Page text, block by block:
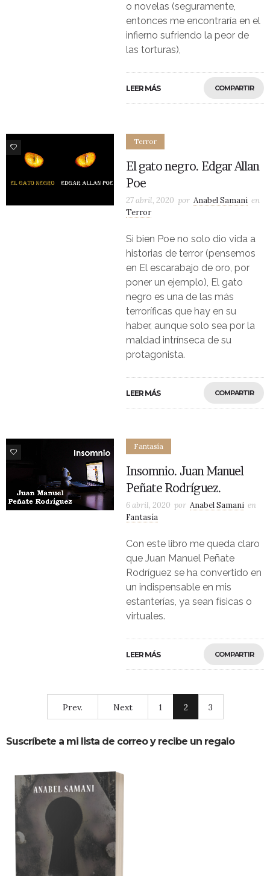
o novelas (seguramente,
entonces me encontraría en el
infierno sufriendo la peor de
las torturas),
LEER MÁS COMPARTIR
8
Terror
El gato negro. Edgar Allan
Poe
27 abril, 2020 por Anabel Samani en
Terror
Si bien Poe no solo dio vida a
historias de terror (pensemos
en El escarabajo de oro, por
poner un ejemplo), El gato
negro es una de las más
terroríficas que hay en su
haber, aunque solo sea por la
maldad intrínseca de su
protagonista.
LEER MÁS COMPARTIR
1
Fantasía
Insomnio. Juan Manuel
Peñate Rodríguez.
6 abril, 2020 por Anabel Samani en
Fantasía
Con este libro me queda claro
que Juan Manuel Peñate
Rodríguez se ha convertido en
un indispensable en mis
estanterías, ya sean físicas o
virtuales.
LEER MÁS COMPARTIR
Prev. Next 1 2 3
Suscríbete a mi lista de correo y recibe un regalo